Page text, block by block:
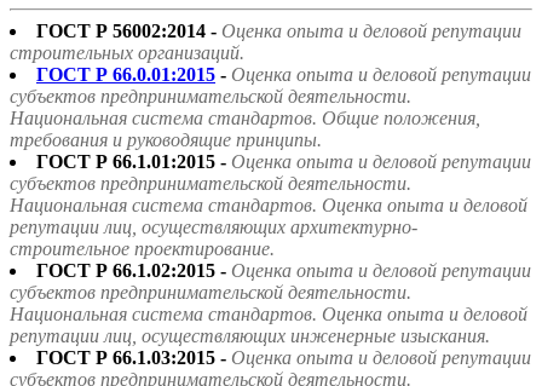
ГОСТ Р 56002:2014 - Оценка опыта и деловой репутации
строительных организаций.
ГОСТ Р 66.0.01:2015 - Оценка опыта и деловой репутации
субъектов предпринимательской деятельности.
Национальная система стандартов. Общие положения,
требования и руководящие принципы.
ГОСТ Р 66.1.01:2015 - Оценка опыта и деловой репутации
субъектов предпринимательской деятельности.
Национальная система стандартов. Оценка опыта и деловой
репутации лиц, осуществляющих архитектурно-
строительное проектирование.
ГОСТ Р 66.1.02:2015 - Оценка опыта и деловой репутации
субъектов предпринимательской деятельности.
Национальная система стандартов. Оценка опыта и деловой
репутации лиц, осуществляющих инженерные изыскания.
ГОСТ Р 66.1.03:2015 - Оценка опыта и деловой репутации
субъектов предпринимательской деятельности.